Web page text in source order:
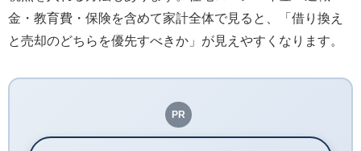
金・教育費・保険を含めて家計全体で見ると、「借り換え
と売却のどちらを優先すべきか」が見えやすくなります。
PR